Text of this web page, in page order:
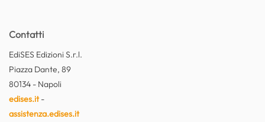
Contatti
EdiSES Edizioni S.r.l.
Piazza Dante, 89
80134 - Napoli
edises.it-
assistenza.edises.it